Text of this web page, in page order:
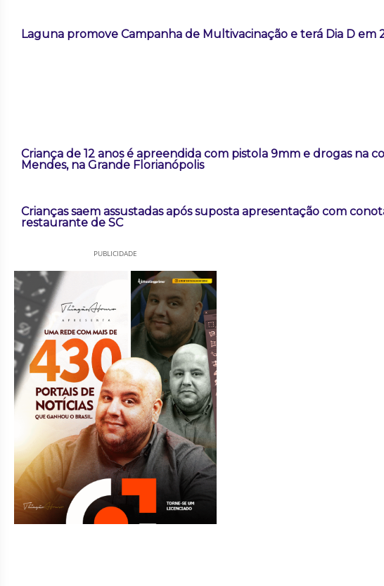
Laguna promove Campanha de Multivacinação e terá Dia D em
Criança de 12 anos é apreendida com pistola 9mm e drogas na
Mendes, na Grande Florianópolis
Crianças saem assustadas após suposta apresentação com
restaurante de SC
PUBLICIDADE